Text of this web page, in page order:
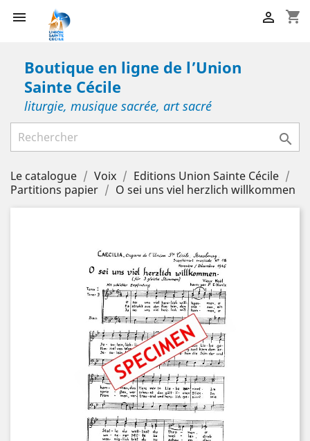
 shopping_cart

Boutique en ligne de l’Union
Sainte Cécile
liturgie, musique sacrée, art sacré

Le catalogue Voix
Editions Union Sainte Cécile
Partitions papier
O sei uns viel herzlich willkommen